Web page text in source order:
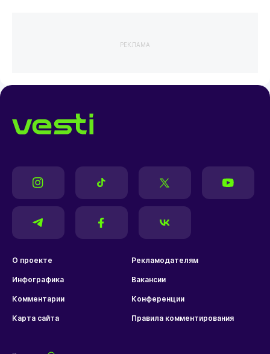
РЕКЛАМА
О проекте Рекламодателям
Инфографика Вакансии
Комментарии Конференции
Карта сайта Правила комментирования